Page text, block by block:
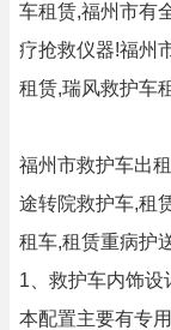
车租赁,福州市有
疗抢救仪器!福州
租赁,瑞风救护车
福州市救护车出
途转院救护车,租
租车,租赁重病护
1、救护车内饰设
本配置主要有专